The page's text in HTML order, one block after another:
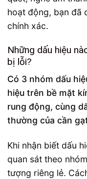
hoạt động, bạn đã
chính xác.
Những dấu hiệu
bị lỗi?
Có 3 nhóm dấu
hiệu trên bề mặt
rung động, cùng
thường của cần
Khi nhận biết dấu
quan sát theo
tượng riêng lẻ.